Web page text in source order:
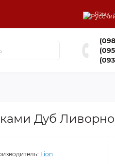
Язык
Дуб Ливорно
Lion